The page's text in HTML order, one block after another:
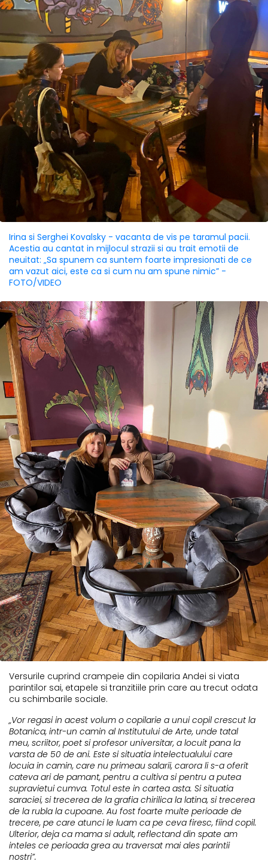
Irina si Serghei Kovalsky - vacanta de vis pe taramul pacii.
Acestia au cantat in mijlocul strazii si au trait emotii de
neuitat: „Sa spunem ca suntem foarte impresionati de ce
am vazut aici, este ca si cum nu am spune nimic” -
FOTO/VIDEO
Versurile cuprind crampeie din copilaria Andei si viata
parintilor sai, etapele si tranzitiile prin care au trecut odata
cu schimbarile sociale.
„Vor regasi in acest volum o copilarie a unui copil crescut la
Botanica, intr-un camin al Institutului de Arte, unde tatal
meu, scriitor, poet si profesor universitar, a locuit pana la
varsta de 50 de ani. Este si situatia intelectualului care
locuia in camin, care nu primeau salarii, carora li s-a oferit
cateva ari de pamant, pentru a cultiva si pentru a putea
supravietui cumva. Totul este in cartea asta. Si situatia
saraciei, si trecerea de la grafia chirilica la latina, si trecerea
de la rubla la cupoane. Au fost foarte multe perioade de
trecere, pe care atunci le luam ca pe ceva firesc, fiind copil.
Ulterior, deja ca mama si adult, reflectand din spate am
inteles ce perioada grea au traversat mai ales parintii
nostri”.